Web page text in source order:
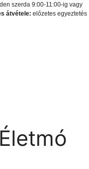
szerda 9:00-11:00-ig vagy
átvétele: előzetes egyeztetés